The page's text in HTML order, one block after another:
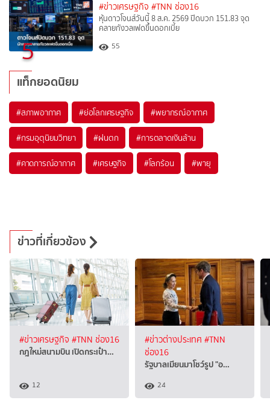
5
#ข่าวเศรษฐกิจ #TNN ช่อง16
หุ้นดาวโจนส์วันนี้ 8 ส.ค. 2569 ปิดบวก 151.83 จุด
คลายกังวลเฟดขึ้นดอกเบี้ย
55
แท็กยอดนิยม
#สภาพอากาศ #ย่อโลกเศรษฐกิจ #พยากรณ์อากาศ
#กรมอุตุนิยมวิทยา #ฝนตก #การตลาดเงินล้าน
#คาดการณ์อากาศ #เศรษฐกิจ #โลกร้อน #พายุ
ข่าวที่เกี่ยวข้อง
#ข่าวเศรษฐกิจ #TNN ช่อง16
กฎใหม่สนามบิน เปิดกระเป๋า…
12
#ข่าวต่างประเทศ #TNN
ช่อง16
รัฐบาลเมียนมาโชว์รูป "อ…
24